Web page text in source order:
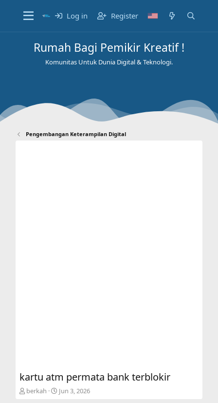
Log in Register
Rumah Bagi Pemikir Kreatif !
Komunitas Untuk Dunia Digital & Teknologi.
Pengembangan Keterampilan Digital
kartu atm permata bank terblokir
T
berkah
S
Jun 3, 2026